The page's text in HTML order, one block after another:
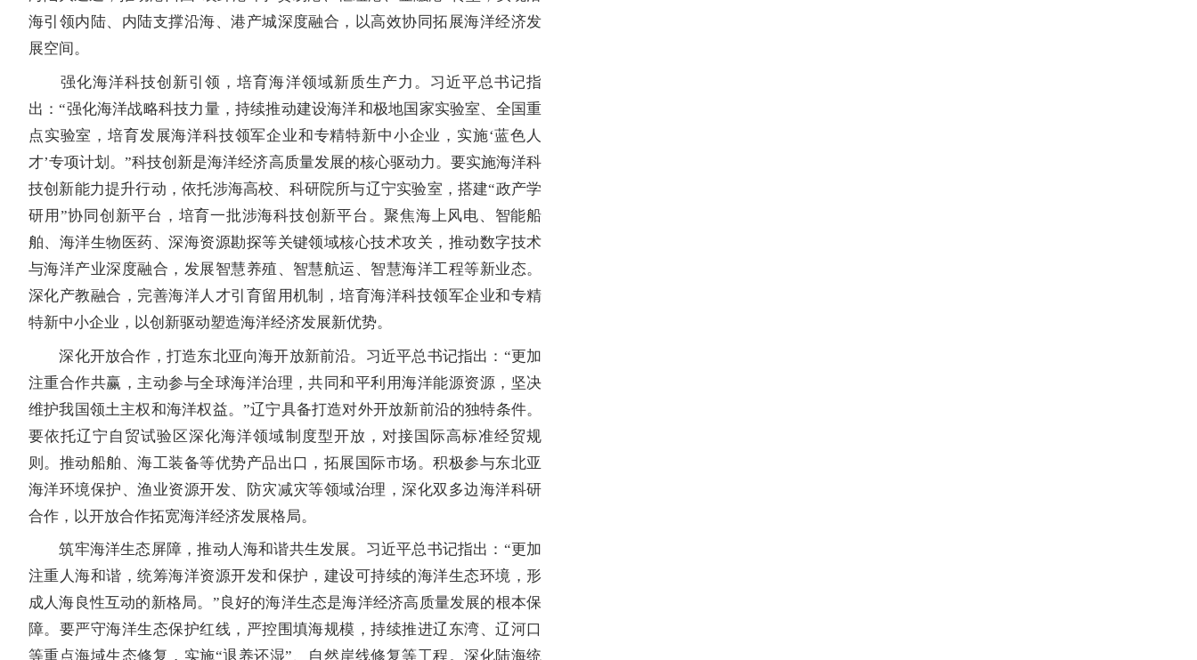
海引领内陆、内陆支撑沿海、港产城深度融合，以高效协同拓展海洋经济发
展空间。
强化海洋科技创新引领，培育海洋领域新质生产力。习近平总书记指
出：“强化海洋战略科技力量，持续推动建设海洋和极地国家实验室、全国重
点实验室，培育发展海洋科技领军企业和专精特新中小企业，实施‘蓝色人
才’专项计划。”科技创新是海洋经济高质量发展的核心驱动力。要实施海洋科
技创新能力提升行动，依托涉海高校、科研院所与辽宁实验室，搭建“政产学
研用”协同创新平台，培育一批涉海科技创新平台。聚焦海上风电、智能船
舶、海洋生物医药、深海资源勘探等关键领域核心技术攻关，推动数字技术
与海洋产业深度融合，发展智慧养殖、智慧航运、智慧海洋工程等新业态。
深化产教融合，完善海洋人才引育留用机制，培育海洋科技领军企业和专精
特新中小企业，以创新驱动塑造海洋经济发展新优势。
深化开放合作，打造东北亚向海开放新前沿。习近平总书记指出：“更加
注重合作共赢，主动参与全球海洋治理，共同和平利用海洋能源资源，坚决
维护我国领土主权和海洋权益。”辽宁具备打造对外开放新前沿的独特条件。
要依托辽宁自贸试验区深化海洋领域制度型开放，对接国际高标准经贸规
则。推动船舶、海工装备等优势产品出口，拓展国际市场。积极参与东北亚
海洋环境保护、渔业资源开发、防灾减灾等领域治理，深化双多边海洋科研
合作，以开放合作拓宽海洋经济发展格局。
筑牢海洋生态屏障，推动人海和谐共生发展。习近平总书记指出：“更加
注重人海和谐，统筹海洋资源开发和保护，建设可持续的海洋生态环境，形
成人海良性互动的新格局。”良好的海洋生态是海洋经济高质量发展的根本保
障。要严守海洋生态保护红线，严控围填海规模，持续推进辽东湾、辽河口
等重点海域生态修复，实施“退养还湿”、自然岸线修复等工程。深化陆海统